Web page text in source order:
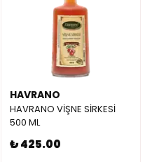
HAVRANO
HAVRANO VİŞNE SİRKESİ
500 ML
₺ 425.00